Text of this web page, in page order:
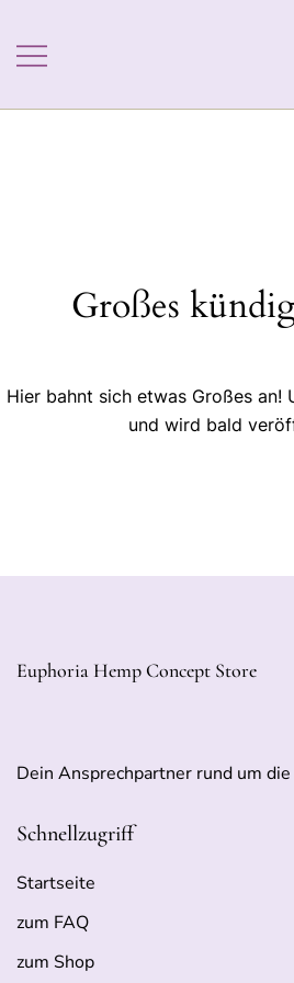
Inhalt
springen
Großes
Hier bahnt sich etwas Großes an!
und wird bald
Euphoria Hemp Concept Store
Dein Ansprechpartner rund um
Schnellzugriff
Startseite
zum FAQ
zum Shop